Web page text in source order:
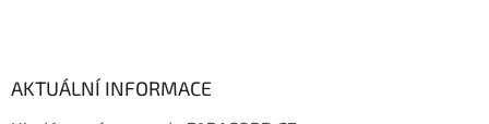
AKTUÁLNÍ INFORMACE